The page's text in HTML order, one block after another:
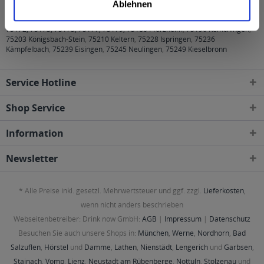
Ablehnen
75172, 75173, 75175, 75177, 75179, 75180 Pforzheim,75196 Remchingen,
75203 Königsbach-Stein, 75210 Keltern, 75228 Ispringen, 75236
Kämpfelbach, 75239 Eisingen, 75245 Neulingen, 75249 Kieselbronn
Service Hotline
Shop Service
Information
Newsletter
* Alle Preise inkl. gesetzl. Mehrwertsteuer und ggf. zzgl. Lieferkosten,
wenn nicht anders beschrieben
Webseitenbetreiber: Drink now GmbH: AGB | Impressum | Datenschutz
Besuchen Sie auch unsere Shops in: München, Werne, Nordhorn, Bad
Salzuflen, Hörstel und Damme, Lathen, Nienstädt, Lengerichund Garbsen,
Stainach, Vomp, Lienz, Neustadt am Rübenberge, Nottuln, Stolzenau und